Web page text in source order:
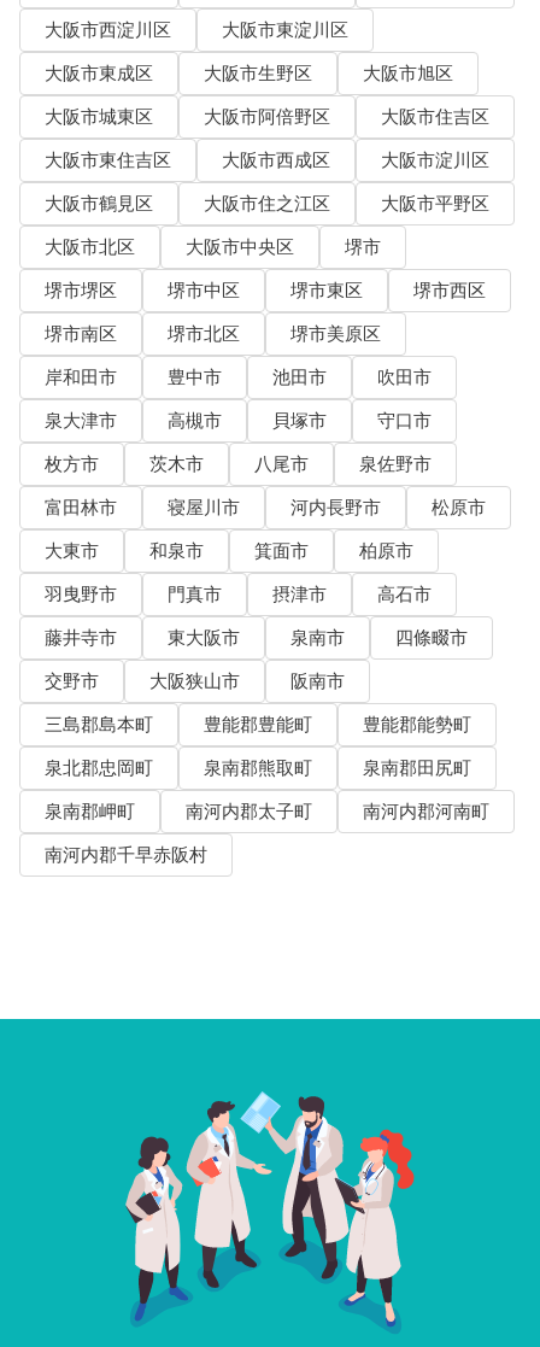
大阪市西淀川区
大阪市東淀川区
大阪市東成区
大阪市生野区
大阪市旭区
大阪市城東区
大阪市阿倍野区
大阪市住吉区
大阪市東住吉区
大阪市西成区
大阪市淀川区
大阪市鶴見区
大阪市住之江区
大阪市平野区
大阪市北区
大阪市中央区
堺市
堺市堺区
堺市中区 堺市東区
堺市西区
堺市南区
堺市北区
堺市美原区
岸和田市
豊中市 池田市
吹田市
泉大津市
高槻市 貝塚市
守口市
枚方市
茨木市 八尾市
泉佐野市
富田林市
寝屋川市 河内長野市
松原市
大東市
和泉市 箕面市
柏原市
羽曳野市
門真市 摂津市
高石市
藤井寺市
東大阪市 泉南市
四條畷市
交野市
大阪狭山市
阪南市
三島郡島本町
豊能郡豊能町
豊能郡能勢町
泉北郡忠岡町
泉南郡熊取町
泉南郡田尻町
泉南郡岬町
南河内郡太子町
南河内郡河南町
南河内郡千早赤阪村